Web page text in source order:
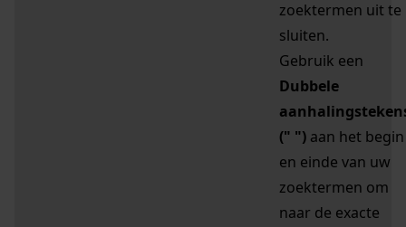
zoektermen uit te
sluiten.
Gebruik een
Dubbele
(" ") aan het begin
en einde van uw
zoektermen om
naar de exacte